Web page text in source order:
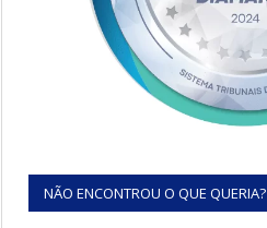
NÃO ENCONTROU O QUE QUERIA?